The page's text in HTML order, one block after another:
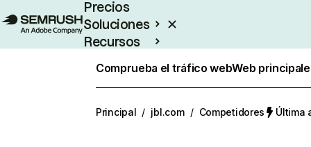
Precios
Soluciones
Recursos
Comprueba el tráfico webWeb
Principal / jbl.com / Competidores Última